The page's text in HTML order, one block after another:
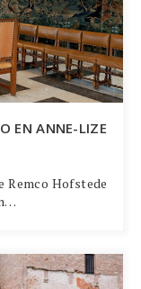
EN ANNE-LIZE
Remco Hofstede